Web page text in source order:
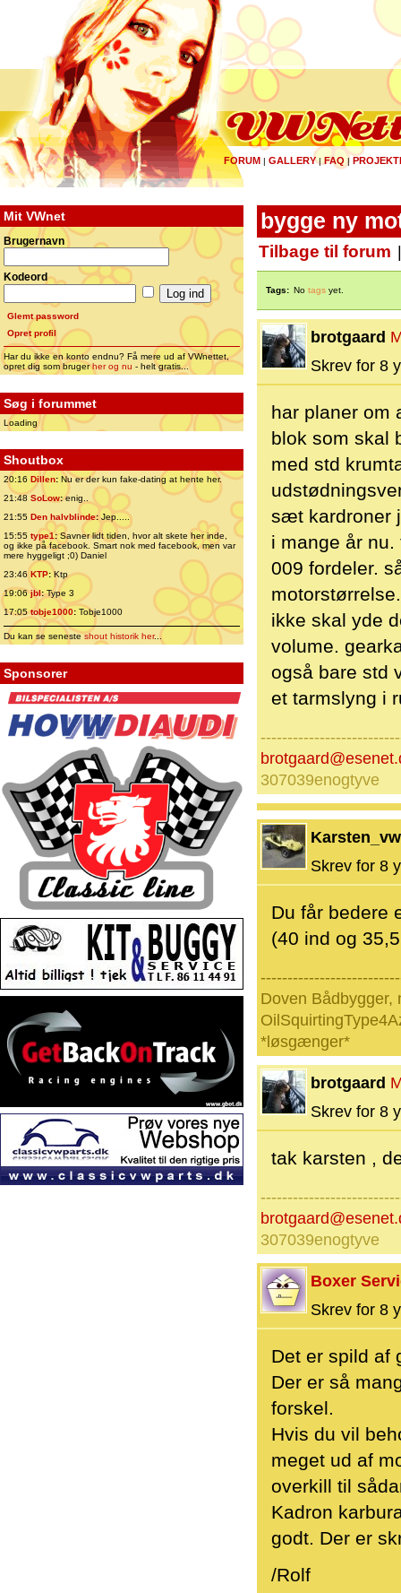
FORUM | GALLERY|FAQ |
Mit VWnet
Brugernavn
Kodeord
Glemt password
Opret profil
Har du ikke en konto endnu? Få mere ud af VWnettet,
opret dig som brugerher og nu - helt gratis...
Søg i forummet
Loading
Shoutbox
20:16 Dillen: Nu er der kun fake-dating at hente her.
21:48 SoLow:enig..
21:55 Den halvblinde:Jep.....
15:55 type1:Savner lidt tiden, hvor alt skete her inde,
og ikke på facebook. Smart nok med facebook, men var
mere hyggeligt ;0) Daniel
23:46 KTP:Ktp
19:06jbl:Type 3
17:05tobje1000: Tobje1000
Du kan se senesteshout historik her...
Sponsorer
bygge ny
Tilbage til forum
Tags: No tags yet.
brotgaard
Skrev for 8
har planer om
blok som skal
med std
sæt kardroner
i mange år
009 fordeler.
ikke skal yde
volume.
også bare std
et tarmslyng i
307039enogtyve
Karsten_vw
Skrev for 8
Du får bedere
(40 ind og
Doven
*løsgænger*
brotgaard
Skrev for 8
tak karsten ,
307039enogtyve
Boxer
Skrev for 8
Det er spild af
Der er så
forskel.
Hvis du vil
meget ud af
overkill til
Kadron
godt. Der er
/Rolf